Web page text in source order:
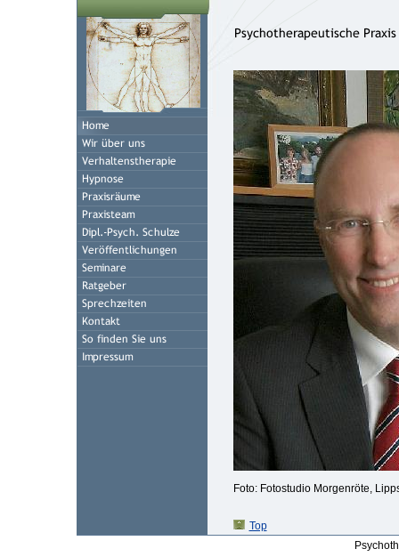
Foto: Fotostudio Morgenröte,
Top